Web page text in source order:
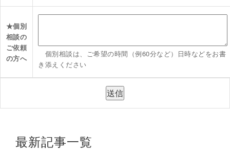
★個別
相談の
ご依頼
の方へ
個別相談は、ご希望の時間（例60分など）日時などをお書
き添えください
最新記事一覧